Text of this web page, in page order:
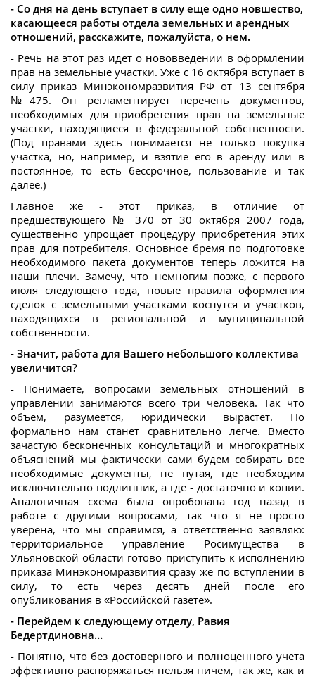
- Со дня на день вступает в силу еще одно новшество,
касающееся работы отдела земельных и арендных
отношений, расскажите, пожалуйста, о нем.
- Речь на этот раз идет о нововведении в оформлении
прав на земельные участки. Уже с 16 октября вступает в
силу приказ Минэкономразвития РФ от 13 сентября
№475. Он регламентирует перечень документов,
необходимых для приобретения прав на земельные
участки, находящиеся в федеральной собственности.
(Под правами здесь понимается не только покупка
участка, но, например, и взятие его в аренду или в
постоянное, то есть бессрочное, пользование и так
далее.)
Главное же - этот приказ, в отличие от
предшествующего № 370 от 30 октября 2007 года,
существенно упрощает процедуру приобретения этих
прав для потребителя. Основное бремя по подготовке
необходимого пакета документов теперь ложится на
наши плечи. Замечу, что немногим позже, с первого
июля следующего года, новые правила оформления
сделок с земельными участками коснутся и участков,
находящихся в региональной и муниципальной
собственности.
- Значит, работа для Вашего небольшого коллектива
увеличится?
- Понимаете, вопросами земельных отношений в
управлении занимаются всего три человека. Так что
объем, разумеется, юридически вырастет. Но
формально нам станет сравнительно легче. Вместо
зачастую бесконечных консультаций и многократных
объяснений мы фактически сами будем собирать все
необходимые документы, не путая, где необходим
исключительно подлинник, а где - достаточно и копии.
Аналогичная схема была опробована год назад в
работе с другими вопросами, так что я не просто
уверена, что мы справимся, а ответственно заявляю:
территориальное управление Росимущества в
Ульяновской области готово приступить к исполнению
приказа Минэкономразвития сразу же по вступлении в
силу, то есть через десять дней после его
опубликования в «Российской газете».
- Перейдем к следующему отделу, Равия
Бедертдиновна…
- Понятно, что без достоверного и полноценного учета
эффективно распоряжаться нельзя ничем, так же, как и